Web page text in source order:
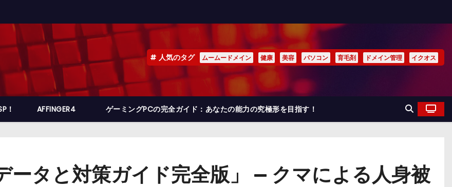
人気のタグ ムームードメイン 健康 美容 パソコン 育毛剤 ドメイン管理 イクオス
！ AFFINGER4 ゲーミングPCの完全ガイド：あなたの能力の究極形を目指す！
ータと対策ガイド完全版」 — クマによる人身被